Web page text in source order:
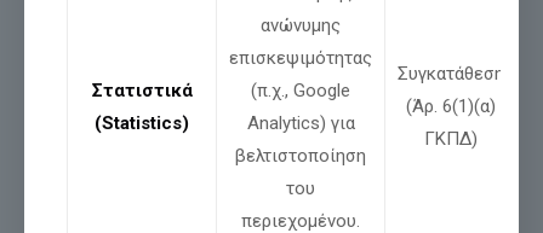
, η αλήθεια και η αγάπη για την πατρίδα
συναντούν την αποφασιστικότητα ενός ανθρώπου και την
η ιστορία δεν γράφεται από τους
ισχυρούς, αλλά από αυτούς που τολμούν να αγωνιστούν.
Και ο Ελληνικός Παλμός μόλις άρχισε να χτυπά!
Στατιστικά
(Statistics)
ανώνυμης
επισκεψιμότητας
(π.χ., Google
Analytics) για
βελτιστοποίηση
του
περιεχομένου.
Συγκατάθεση
(Άρ. 6(1)(α)
ΓΚΠΔ)